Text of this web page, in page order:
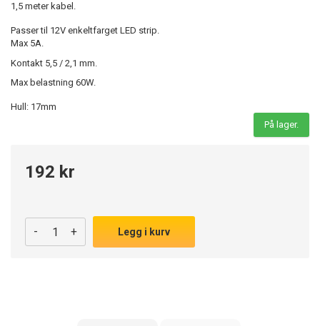
1,5 meter kabel.
Passer til 12V enkeltfarget LED strip.
Max 5A.
Kontakt 5,5 / 2,1 mm.
Max belastning 60W.
Hull: 17mm
På lager.
192 kr
- + Legg i kurv